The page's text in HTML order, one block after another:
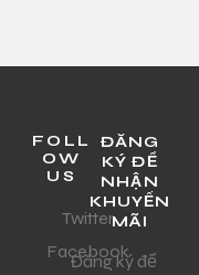
FOLL
OW
US
Twitter
Facebook
ĐĂNG
KÝ ĐỂ
NHẬN
KHUYẾN
MÃI
Đăng ký để